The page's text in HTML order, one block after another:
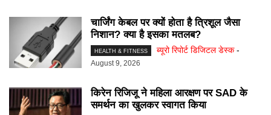
चार्जिंग केबल पर क्यों होता है त्रिशूल जैसा
निशान? क्या है इसका मतलब?
HEALTH & FITNESS ब्यूरो रिपोर्ट डिजिटल डेस्क -
August 9, 2026
किरेन रिजिजू ने महिला आरक्षण पर SAD के
समर्थन का खुलकर स्वागत किया